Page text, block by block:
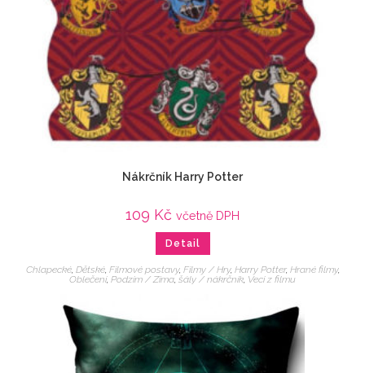
Nákrčník Harry Potter
109 Kč včetně DPH
Detail
Chlapecké, Dětské, Filmové postavy, Filmy / Hry, Harry Potter, Hrané filmy,
Oblečení, Podzim / Zima šály / nákrčník Veci z filmu